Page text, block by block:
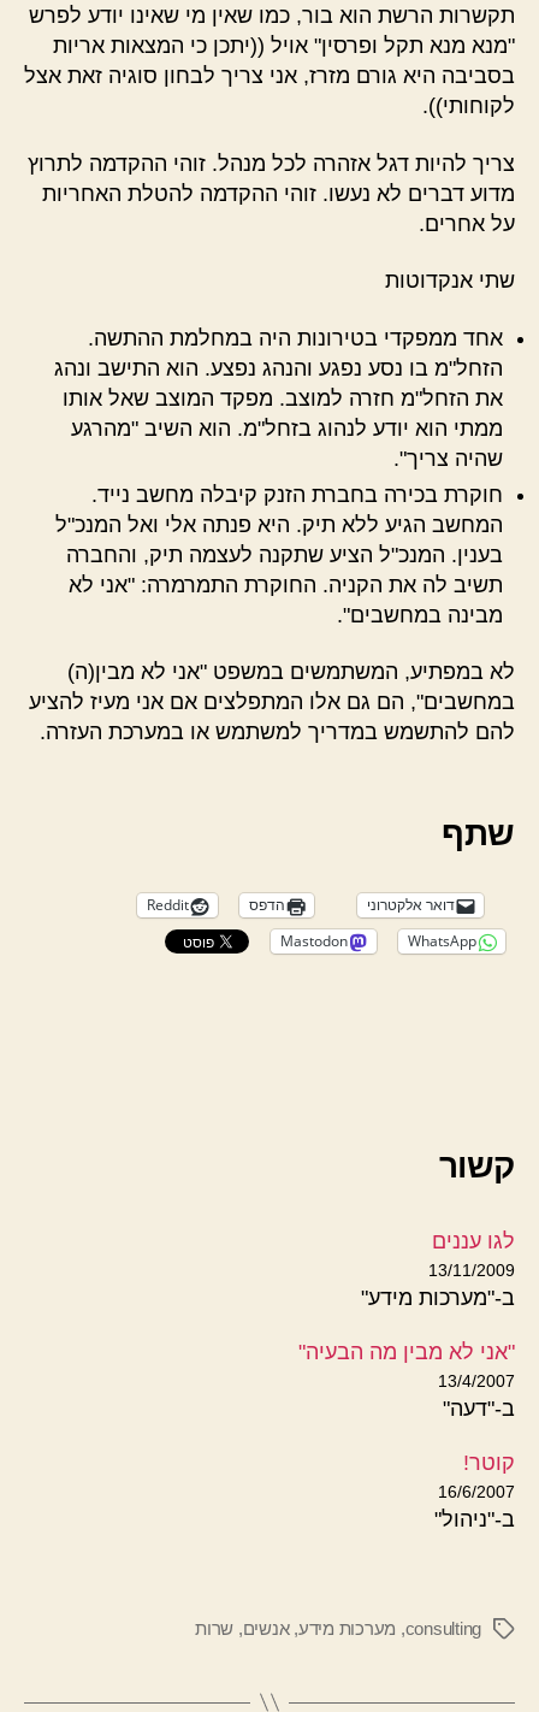
תקשרות הרשת הוא בור, כמו שאין מי שאינו יודע לפרש
"מנא מנא תקל ופרסין" אויל ((יתכן כי המצאות אריות
בסביבה היא גורם מזרז, אני צריך לבחון סוגיה זאת אצל
לקוחותי)).
צריך להיות דגל אזהרה לכל מנהל. זוהי ההקדמה לתרוץ
מדוע דברים לא נעשו. זוהי ההקדמה להטלת האחריות
על אחרים.
שתי אנקדוטות
אחד ממפקדי בטירונות היה במחלמת ההתשה.
הזחל"מ בו נסע נפגע והנהג נפצע. הוא התישב ונהג
את הזחל"מ חזרה למוצב. מפקד המוצב שאל אותו
ממתי הוא יודע לנהוג בזחל"מ. הוא השיב "מהרגע
שהיה צריך".
חוקרת בכירה בחברת הזנק קיבלה מחשב נייד.
המחשב הגיע ללא תיק. היא פנתה אלי ואל המנכ"ל
בענין. המנכ"ל הציע שתקנה לעצמה תיק, והחברה
תשיב לה את הקניה. החוקרת התמרמרה: "אני לא
מבינה במחשבים".
לא במפתיע, המשתמשים במשפט "אני לא מבין(ה)
במחשבים", הם גם אלו המתפלצים אם אני מעיז להציע
להם להתשמש במדריך למשתמש או במערכת העזרה.
שתף
דואר אלקטרוני הדפס
Reddit
WhatsApp
Mastodon
קשור
לגו עננים
13/11/2009
ב-"מערכות מידע"
"אני לא מבין מה הבעיה"
13/4/2007
ב-"דעה"
קוטר!
16/6/2007
ב-"ניהול"
תגיותconsulting
, מערכות מידע,אנשים, שרות